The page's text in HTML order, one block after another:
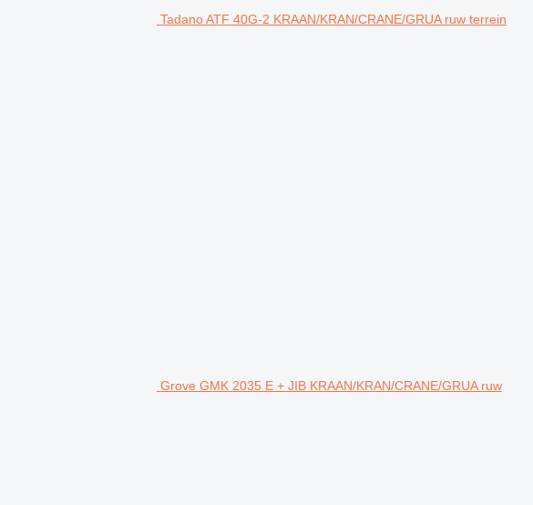
Tadano ATF 40G-2 KRAAN/KRAN/CRANE/GRUA ruw terrein
Grove GMK 2035 E + JIB KRAAN/KRAN/CRANE/GRUA ruw